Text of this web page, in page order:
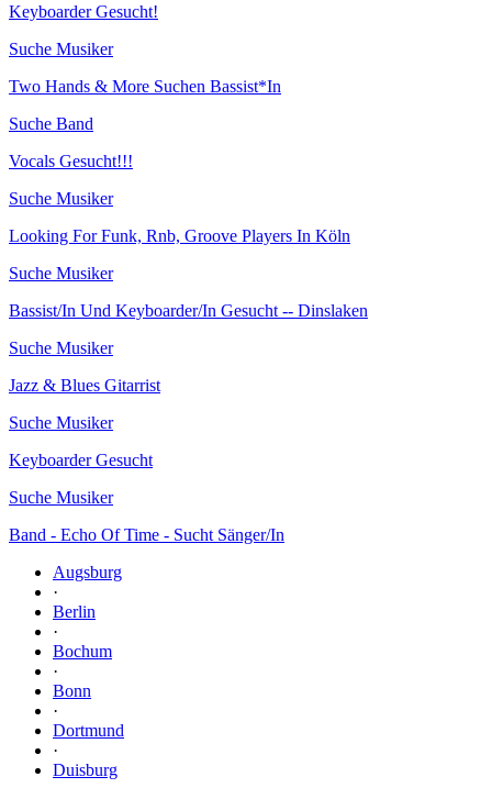
Keyboarder Gesucht!
Suche Musiker
Two Hands & More Suchen Bassist*In
Suche Band
Vocals Gesucht!!!
Suche Musiker
Looking For Funk, Rnb, Groove Players In Köln
Suche Musiker
Bassist/In Und Keyboarder/In Gesucht -- Dinslaken
Suche Musiker
Jazz & Blues Gitarrist
Suche Musiker
Keyboarder Gesucht
Suche Musiker
Band - Echo Of Time - Sucht Sänger/In
Augsburg
·
Berlin
·
Bochum
·
Bonn
·
Dortmund
·
Duisburg